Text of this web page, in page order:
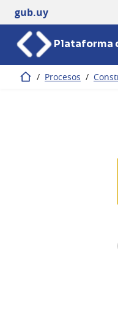
gub.uy
Plataforma
Inicio / Procesos /